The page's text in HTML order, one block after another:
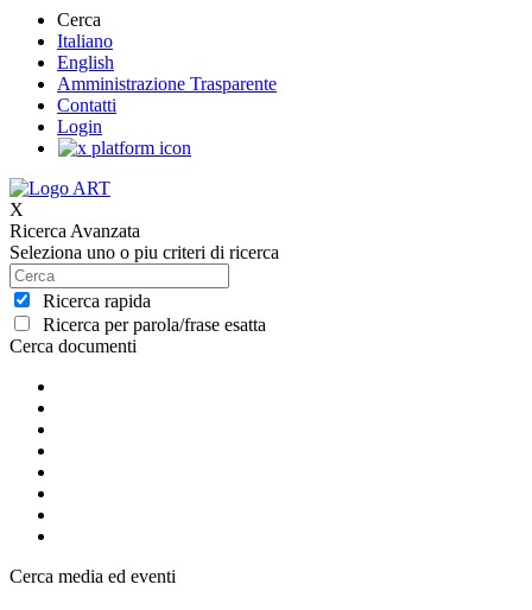
Cerca
Italiano
English
Amministrazione Trasparente
Contatti
Login
X
Ricerca Avanzata
Seleziona uno o piu criteri di ricerca
Ricerca rapida
Ricerca per parola/frase esatta
Cerca documenti
Cerca media ed eventi